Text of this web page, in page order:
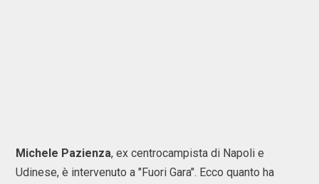
Michele Pazienza, ex centrocampista di Napoli e
Udinese, è intervenuto a "Fuori Gara". Ecco quanto ha